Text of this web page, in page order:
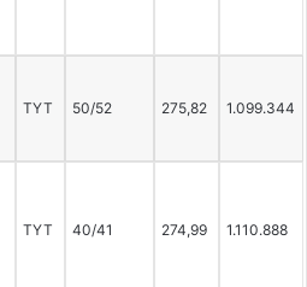
TYT 50/52 275,82 1.099.344
TYT 40/41 274,99 1.110.888